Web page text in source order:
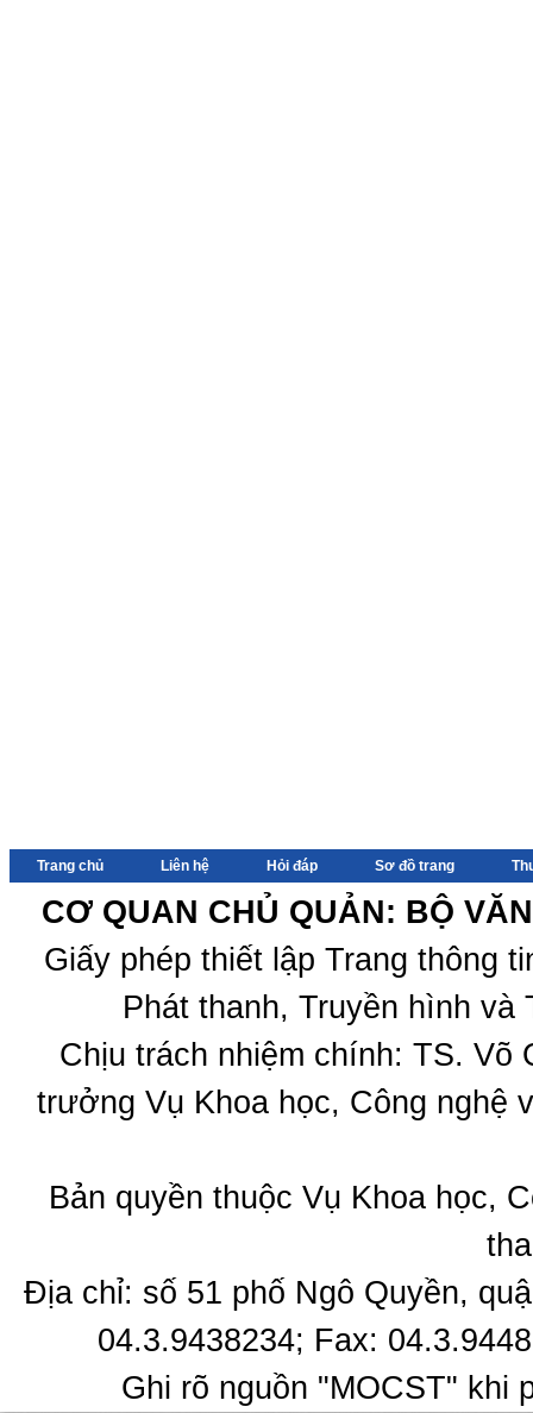
Trang chủ Liên hệ Hỏi đáp Sơ đồ trang
CƠ QUAN CHỦ QUẢN: BỘ
Giấy phép thiết lập Trang thông
Phát thanh, Truyền hình
Chịu trách nhiệm chính: TS.
trưởng Vụ Khoa học, Công nghệ
Bản quyền thuộc Vụ Khoa học,
Địa chỉ: số 51 phố Ngô Quyền,
04.3.9438234; Fax:
Ghi rõ nguồn "MOCST" khi